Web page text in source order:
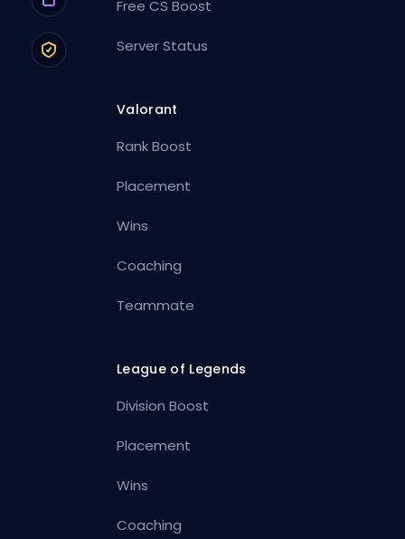
Free CS Boost
Server Status
Valorant
Rank Boost
Placement
Wins
Coaching
Teammate
League of Legends
Division Boost
Placement
Wins
Coaching